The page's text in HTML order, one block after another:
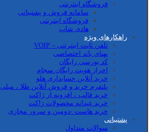
فروشگاه اینترنتی
سامانه فروش و پشتیبانی
فروشگاه اینترنتی
هادی شاپ
راهکارهای ویژه
تلفن ثابت اینترنتی – VOIP
پهنای باند اختصاصی
کد بورسی رایگان
احراز هویت رایگان سجام
خرید آنلاین حسابداری هلو
پلتفرم خرید و فروش آنلاین طلا ، میلی
خرید قالب ، افزونه از ژاکت
خرید عیدانه محصولات ژاکت
خرید هاست -دومین و سرور مجازی
پشتیبانی
سوالات متداول